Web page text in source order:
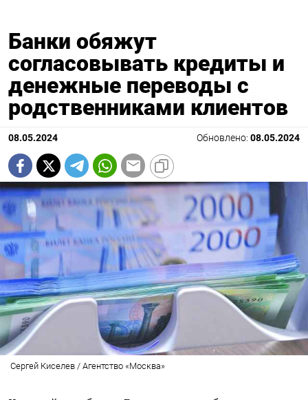
Банки обяжут
согласовывать кредиты и
денежные переводы с
родственниками клиентов
08.05.2024 Обновлено: 08.05.2024
Сергей Киселев / Агентство «Москва»